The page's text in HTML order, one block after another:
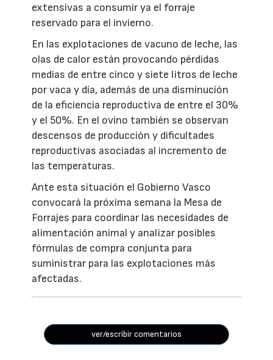
extensivas a consumir ya el forraje
reservado para el invierno.
En las explotaciones de vacuno de leche, las
olas de calor están provocando pérdidas
medias de entre cinco y siete litros de leche
por vaca y día, además de una disminución
de la eficiencia reproductiva de entre el 30%
y el 50%. En el ovino también se observan
descensos de producción y dificultades
reproductivas asociadas al incremento de
las temperaturas.
Ante esta situación el Gobierno Vasco
convocará la próxima semana la Mesa de
Forrajes para coordinar las necesidades de
alimentación animal y analizar posibles
fórmulas de compra conjunta para
suministrar para las explotaciones más
afectadas.
ver/escribir comentarios